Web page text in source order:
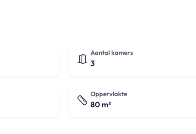
Aantal kamers
3
Oppervlakte
80 m²